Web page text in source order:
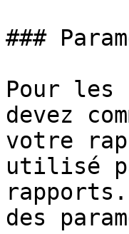
###
Pour les
devez
votre
utilisé
des